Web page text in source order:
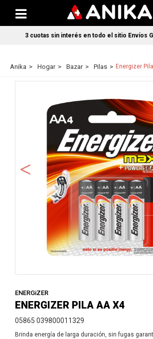
3 cuotas sin interés en todo el sitio Envíos
Anika Hogar Bazar Pilas Energizer
ENERGiZER
ENERGIZER PILA AA X4
05865 039800011329
Brinda energía de larga duración, sin fugas